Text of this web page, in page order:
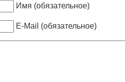
Имя (обязательное)
E-Mail (обязательное)